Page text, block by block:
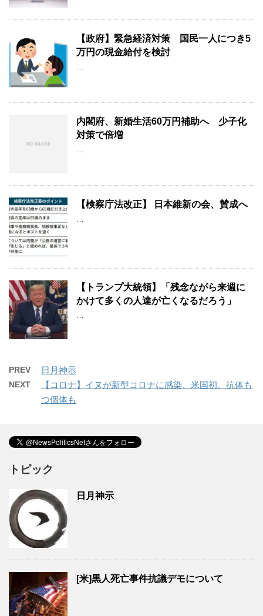
【政府】緊急経済対策 国民一人につき5
万円の現金給付を検討
内閣府、新婚生活60万円補助へ 少子化
対策で倍増
【検察庁法改正】 日本維新の会、賛成へ
【トランプ大統領】「残念ながら来週に
かけて多くの人達が亡くなるだろう」
PREV 日月神示
NEXT
【コロナ】イヌが新型コロナに感染、米国初、抗体も
つ個体も
トピック
日月神示
[米]黒人死亡事件抗議デモについて